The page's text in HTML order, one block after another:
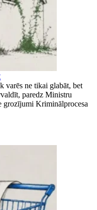
varēs ne tikai glabāt, bet
paredz Ministru
grozījumi Kriminālprocesa